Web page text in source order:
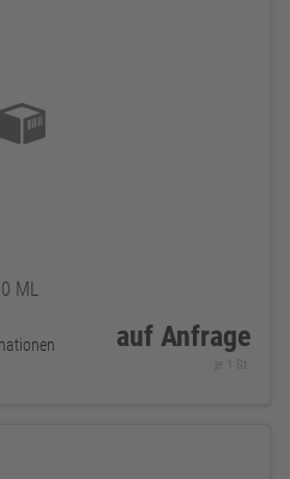
ML
auf Anfrage
je 1 St.